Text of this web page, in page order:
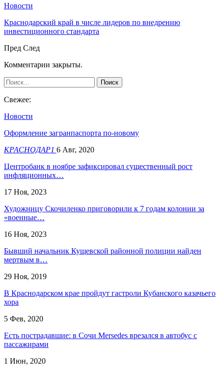
Новости
Краснодарский край в числе лидеров по внедрению
инвестиционного стандарта
Пред След
Комментарии закрыты.
Свежее:
Новости
Оформление загранпаспорта по-новому
КРАСНОДАР1 6 Авг, 2020
Центробанк в ноябре зафиксировал существенный рост
инфляционных…
17 Ноя, 2023
Художницу Скочиленко приговорили к 7 годам колонии за
«военные…
16 Ноя, 2023
Бывший начальник Кущевской районной полиции найден
мертвым в…
29 Ноя, 2019
В Краснодарском крае пройдут гастроли Кубанского казачьего
хора
5 Фев, 2020
Есть пострадавшие: в Сочи Mersedes врезался в автобус с
пассажирами
1 Июн, 2020